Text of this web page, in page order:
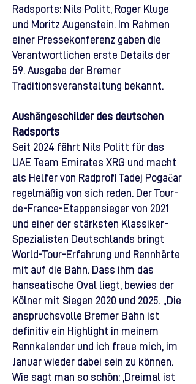
Radsports: Nils Politt, Roger Kluge
und Moritz Augenstein. Im Rahmen
einer Pressekonferenz gaben die
Verantwortlichen erste Details der
59. Ausgabe der Bremer
Traditionsveranstaltung bekannt.
Aushängeschilder des deutschen
Radsports
Seit 2024 fährt Nils Politt für das
UAE Team Emirates XRG und macht
als Helfer von Radprofi Tadej Pogačar
regelmäßig von sich reden. Der Tour-
de-France-Etappensieger von 2021
und einer der stärksten Klassiker-
Spezialisten Deutschlands bringt
World-Tour-Erfahrung und Rennhärte
mit auf die Bahn. Dass ihm das
hanseatische Oval liegt, bewies der
Kölner mit Siegen 2020 und 2025. „Die
anspruchsvolle Bremer Bahn ist
definitiv ein Highlight in meinem
Rennkalender und ich freue mich, im
Januar wieder dabei sein zu können.
Wie sagt man so schön: ‚Dreimal ist